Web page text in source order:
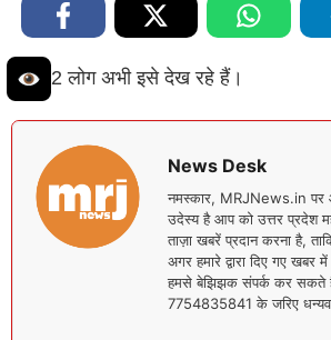
2 लोग अभी इसे देख रहे हैं।
News Desk
नमस्कार, MRJNews.in पर
उदेस्य है आप को उत्तर प्रदेश
ताज़ा खबरें प्रदान करना है,
अगर हमारे द्वारा दिए गए खबर
हमसे बेझिझक संपर्क कर सकते
7754835841 के जरिए